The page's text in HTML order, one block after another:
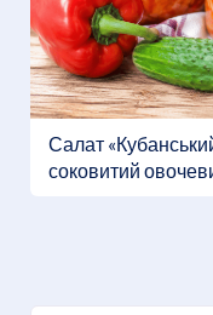
Салат
соковитий